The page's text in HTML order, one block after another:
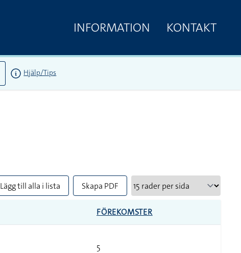
INFORMATION KONTAKT
Hjälp/Tips
Lägg till alla i lista Skapa PDF
FÖREKOMSTER
5